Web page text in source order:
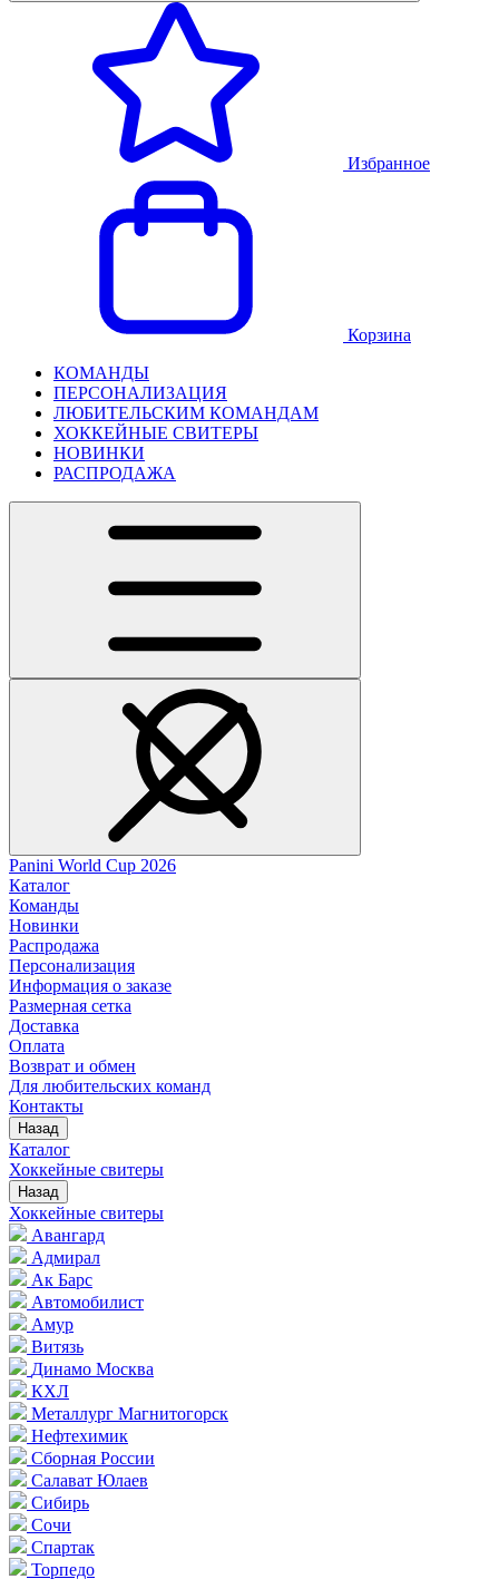
Избранное
Корзина
КОМАНДЫ
ПЕРСОНАЛИЗАЦИЯ
ЛЮБИТЕЛЬСКИМ КОМАНДАМ
ХОККЕЙНЫЕ СВИТЕРЫ
НОВИНКИ
РАСПРОДАЖА
Panini World Cup 2026
Каталог
Команды
Новинки
Распродажа
Персонализация
Информация о заказе
Размерная сетка
Доставка
Оплата
Возврат и обмен
Для любительских команд
Контакты
Назад
Каталог
Хоккейные свитеры
Назад
Хоккейные свитеры
Авангард
Адмирал
Ак Барс
Автомобилист
Амур
Витязь
Динамо Москва
КХЛ
Металлург Магнитогорск
Нефтехимик
Сборная России
Салават Юлаев
Сибирь
Сочи
Спартак
Торпедо